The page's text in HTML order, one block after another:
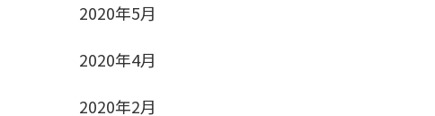
2020年5月
2020年4月
2020年2月